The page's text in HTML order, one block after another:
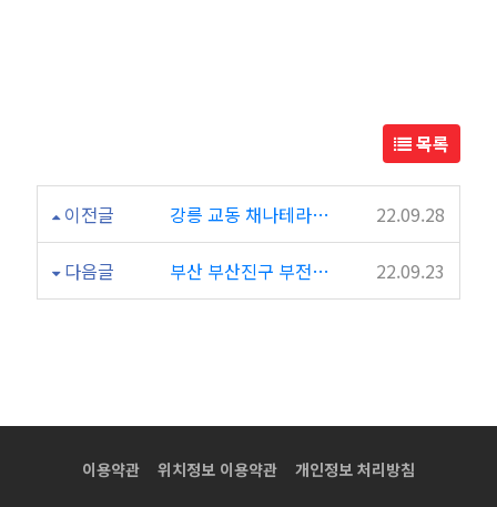
사
지
샵
나
목록
이전글 강릉 교동 채나테라피 마사지 좋았습니다 ㅎㅎ 후기 남깁니다 22.09.28
다음글 부산 부산진구 부전동 스푼테라피 마사지샵 깔끔하고..굿 22.09.23
이용약관 위치정보 이용약관 개인정보 처리방침